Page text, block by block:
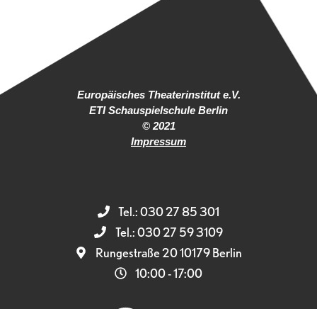
Europäisches Theaterinstitut e.V.
ETI Schauspielschule Berlin
© 2021
Impressum
Tel.: 030 27 85 301
Tel.: 030 27 59 3109
Rungestraße 20 10179 Berlin
10:00 - 17:00